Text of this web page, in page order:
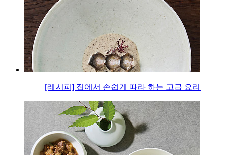
[레시피] 집에서 손쉽게 따라 하는 고급 요리